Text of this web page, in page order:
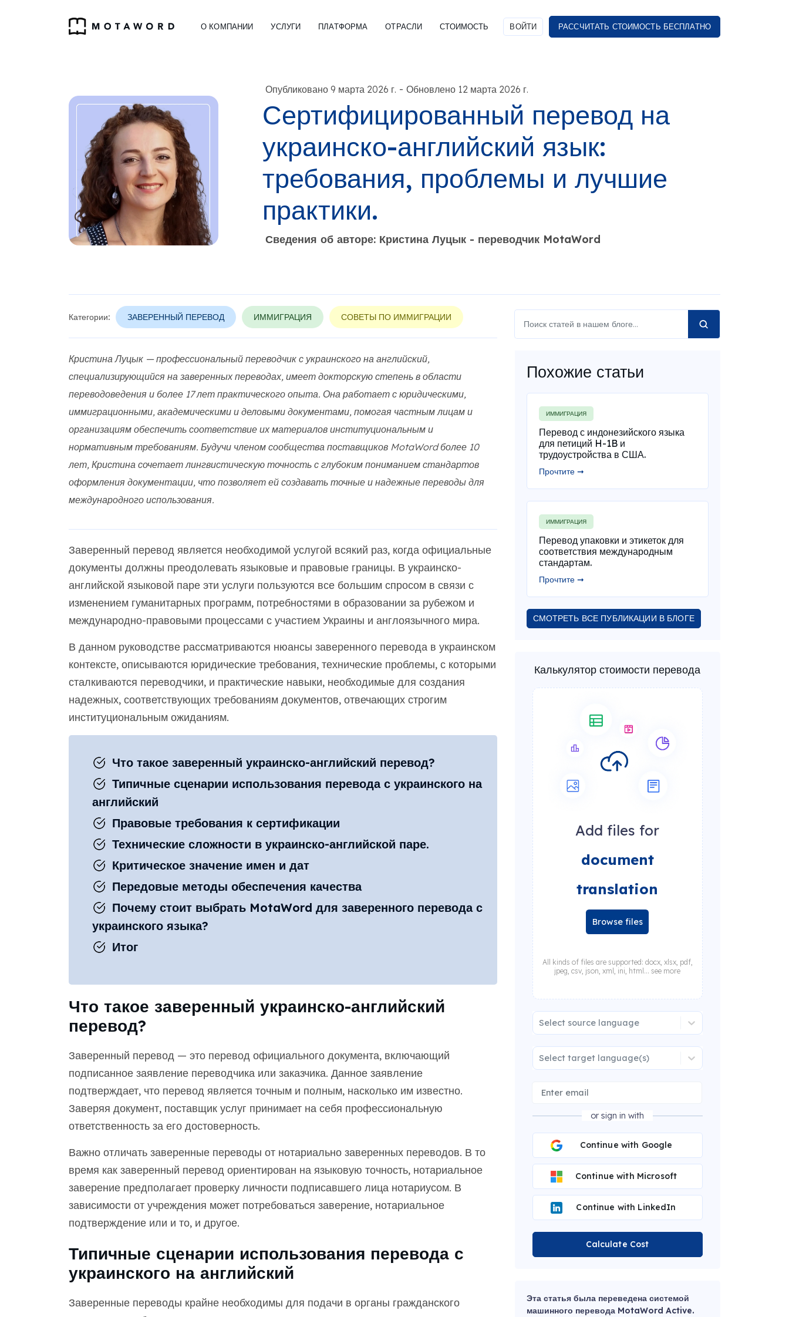
О КОМПАНИИ УСЛУГИ ПЛАТФОРМА ОТРАСЛИ СТОИМОСТЬ ВОЙТИ РАССЧИТАТЬ СТОИМОСТЬ БЕСПЛАТНО
Опубликовано 9 марта 2026 г. - Обновлено 12 марта 2026 г.
Сертифицированный перевод на
украинско-английский язык:
требования, проблемы и лучшие
практики.
Сведения об авторе: Кристина Луцык - переводчик MotaWord
Категории: ЗАВЕРЕННЫЙ ПЕРЕВОД ИММИГРАЦИЯ СОВЕТЫ ПО ИММИГРАЦИИ
Кристина Луцык — профессиональный переводчик с украинского на английский,
специализирующийся на заверенных переводах, имеет докторскую степень в области
переводоведения и более 17 лет практического опыта. Она работает с юридическими,
иммиграционными, академическими и деловыми документами, помогая частным лицам и
организациям обеспечить соответствие их материалов институциональным и
нормативным требованиям. Будучи членом сообщества поставщиков MotaWord более 10
лет, Кристина сочетает лингвистическую точность с глубоким пониманием стандартов
оформления документации, что позволяет ей создавать точные и надежные переводы для
международного использования.
Заверенный перевод является необходимой услугой всякий раз, когда официальные
документы должны преодолевать языковые и правовые границы. В украинско-
английской языковой паре эти услуги пользуются все большим спросом в связи с
изменением гуманитарных программ, потребностями в образовании за рубежом и
международно-правовыми процессами с участием Украины и англоязычного мира.
В данном руководстве рассматриваются нюансы заверенного перевода в украинском
контексте, описываются юридические требования, технические проблемы, с которыми
сталкиваются переводчики, и практические навыки, необходимые для создания
надежных, соответствующих требованиям документов, отвечающих строгим
институциональным ожиданиям.
Что такое заверенный украинско-английский перевод?
Типичные сценарии использования перевода с украинского на
английский
Правовые требования к сертификации
Технические сложности в украинско-английской паре.
Критическое значение имен и дат
Передовые методы обеспечения качества
Почему стоит выбрать MotaWord для заверенного перевода с
украинского языка?
Итог
Что такое заверенный украинско-английский
перевод?
Заверенный перевод — это перевод официального документа, включающий
подписанное заявление переводчика или заказчика. Данное заявление
подтверждает, что перевод является точным и полным, насколько им известно.
Заверяя документ, поставщик услуг принимает на себя профессиональную
ответственность за его достоверность.
Важно отличать заверенные переводы от нотариально заверенных переводов. В то
время как заверенный перевод ориентирован на языковую точность, нотариальное
заверение предполагает проверку личности подписавшего лица нотариусом. В
зависимости от учреждения может потребоваться заверение, нотариальное
подтверждение или и то, и другое.
Типичные сценарии использования перевода с
украинского на английский
Заверенные переводы крайне необходимы для подачи в органы гражданского
Похожие статьи
ИММИГРАЦИЯ
Перевод с индонезийского языка
для петиций H-1B и
трудоустройства в США.
Прочтите ➞
ИММИГРАЦИЯ
Перевод упаковки и этикеток для
соответствия международным
стандартам.
Прочтите ➞
СМОТРЕТЬ ВСЕ ПУБЛИКАЦИИ В БЛОГЕ
Калькулятор стоимости перевода
Add files for
document
translation
Browse files
All kinds of files are supported: docx, xlsx, pdf,
jpeg, csv, json, xml, ini, html... see more
Select source language
Select target language(s)
or sign in with
Continue with Google
Continue with Microsoft
Continue with LinkedIn
Calculate Cost
Эта статья была переведена системой
машинного перевода MotaWord Active.